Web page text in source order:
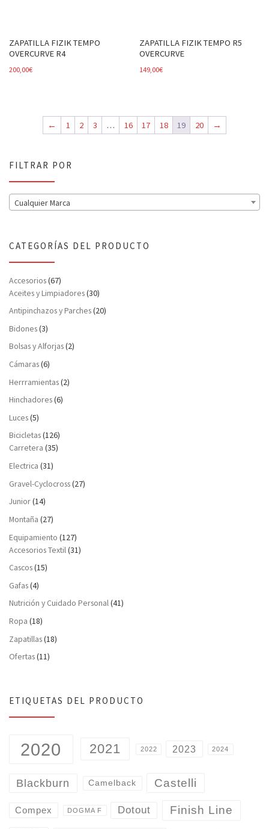
ZAPATILLA FIZIK TEMPO
OVERCURVE R4
200,00€
ZAPATILLA FIZIK TEMPO R5
OVERCURVE
149,00€
← 1 2 3 … 16 17 18 19 20 →
FILTRAR POR
Cualquier Marca
CATEGORÍAS DEL PRODUCTO
Accesorios(67)
Aceites y Limpiadores(30)
Antipinchazos y Parches(20)
Bidones(3)
Bolsas y Alforjas(2)
Cámaras(6)
Herrramientas(2)
Hinchadores(6)
Luces(5)
Bicicletas(126)
Carretera (35)
Electrica (31)
Gravel-Cyclocross(27)
Junior(14)
Montaña (27)
Equipamiento (127)
Accesorios Textil (31)
Cascos(15)
Gafas(4)
Nutrición y Cuidado Personal(41)
Ropa (18)
Zapatillas(18)
Ofertas(11)
ETIQUETAS DEL PRODUCTO
2020 2021 2022 2023 2024
Blackburn Camelback Castelli
Compex DOGMA F Dotout Finish Line